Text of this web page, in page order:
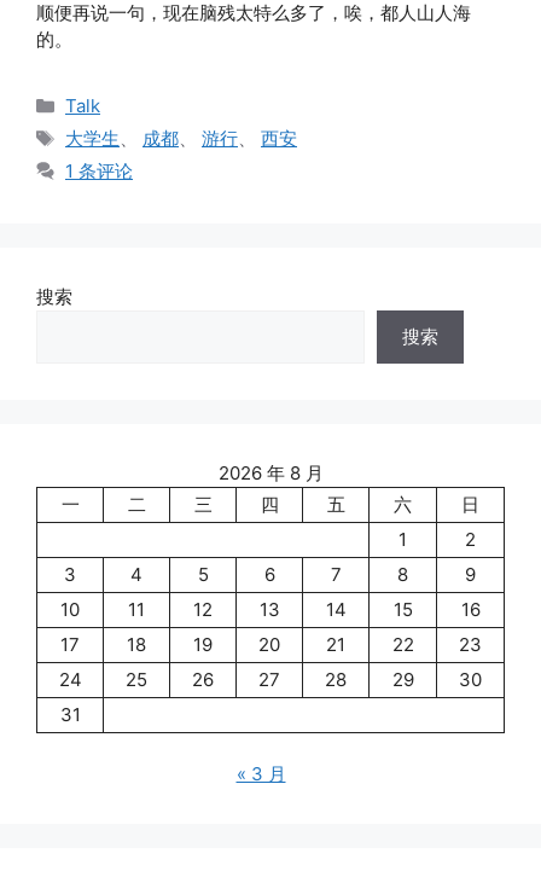
顺便再说一句，现在脑残太特么多了，唉，都人山人海
的。
分
类
Talk
标
签
大学生、 成都、 游行、 西安
1 条评论
搜索
搜索
2026 年 8 月
一
二 三 四 五 六
日
1
2
3
4 5 6 7 8
9
10
11 12 13 14 15
16
17
18 19 20 21 22
23
24
25 26 27 28 29
30
31
« 3 月